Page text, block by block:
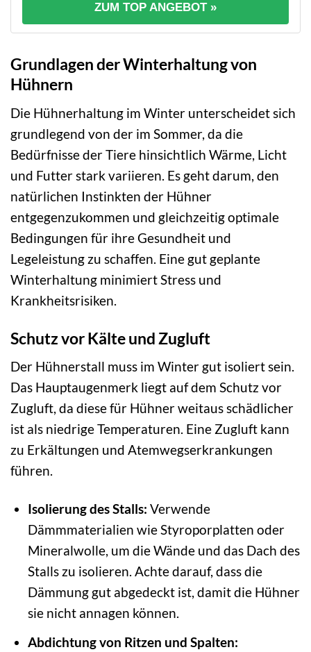
ZUM TOP ANGEBOT »
Grundlagen der Winterhaltung von
Hühnern
Die Hühnerhaltung im Winter unterscheidet sich
grundlegend von der im Sommer, da die
Bedürfnisse der Tiere hinsichtlich Wärme, Licht
und Futter stark variieren. Es geht darum, den
natürlichen Instinkten der Hühner
entgegenzukommen und gleichzeitig optimale
Bedingungen für ihre Gesundheit und
Legeleistung zu schaffen. Eine gut geplante
Winterhaltung minimiert Stress und
Krankheitsrisiken.
Schutz vor Kälte und Zugluft
Der Hühnerstall muss im Winter gut isoliert sein.
Das Hauptaugenmerk liegt auf dem Schutz vor
Zugluft, da diese für Hühner weitaus schädlicher
ist als niedrige Temperaturen. Eine Zugluft kann
zu Erkältungen und Atemwegserkrankungen
führen.
Isolierung des Stalls: Verwende
Dämmmaterialien wie Styroporplatten oder
Mineralwolle, um die Wände und das Dach des
Stalls zu isolieren. Achte darauf, dass die
Dämmung gut abgedeckt ist, damit die Hühner
sie nicht annagen können.
Abdichtung von Ritzen und Spalten: